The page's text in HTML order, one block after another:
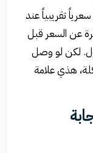
تقريبياً عند
عن السعر قبل
لكن لو وصل
هذي علامة